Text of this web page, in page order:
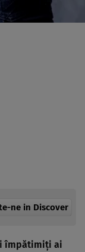
ne in Discover
împătimiţi ai